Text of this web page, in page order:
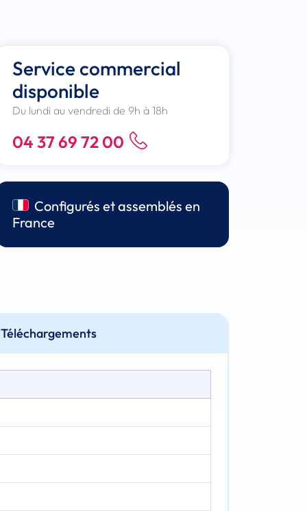
Service commercial
disponible
Du lundi au vendredi de 9h à 18h
04 37 69 72 00
Configurés et assemblés en
France
Téléchargements